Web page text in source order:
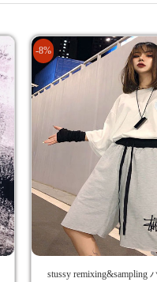
-8%
stussy remixing&sampling